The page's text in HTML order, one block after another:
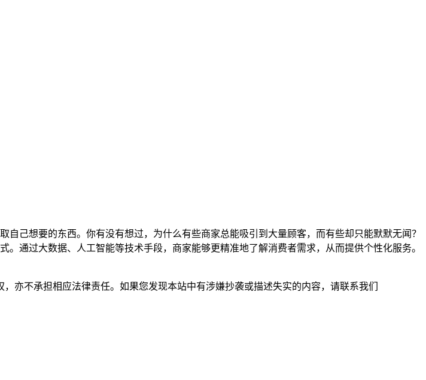
己想要的东西。你有没有想过，为什么有些商家总能吸引到大量顾客，而有些却只能默默无闻？
通过大数据、人工智能等技术手段，商家能够更精准地了解消费者需求，从而提供个性化服务。
亦不承担相应法律责任。如果您发现本站中有涉嫌抄袭或描述失实的内容，请联系我们